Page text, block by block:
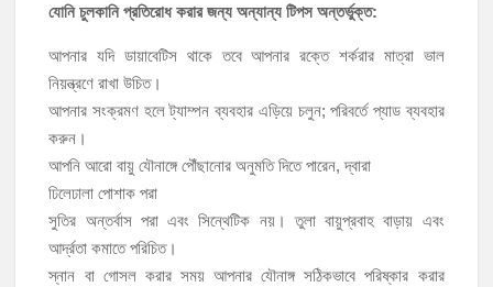
যোনি চুলকানি প্রতিরোধ করার জন্য অন্যান্য টিপস অন্তর্ভুক্ত:
আপনার যদি ডায়াবেটিস থাকে তবে আপনার রক্তে শর্করার মাত্রা ভাল
নিয়ন্ত্রণে রাখা উচিত।
আপনার সংক্রমণ হলে ট্যাম্পন ব্যবহার এড়িয়ে চলুন; পরিবর্তে প্যাড ব্যবহার
করুন।
আপনি আরো বায়ু যৌনাঙ্গে পৌঁছানোর অনুমতি দিতে পারেন, দ্বারা
ঢিলেঢালা পোশাক পরা
সুতির অন্তর্বাস পরা এবং সিন্থেটিক নয়। তুলা বায়ুপ্রবাহ বাড়ায় এবং
আর্দ্রতা কমাতে পরিচিত।
স্নান বা গোসল করার সময় আপনার যৌনাঙ্গ সঠিকভাবে পরিষ্কার করার